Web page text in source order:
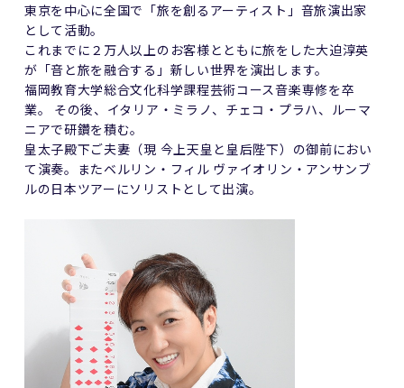
東京を中心に全国で「旅を創るアーティスト」音旅演出家
として活動。
これまでに２万人以上のお客様とともに旅をした大迫淳英
が「音と旅を融合する」新しい世界を演出します。
福岡教育大学総合文化科学課程芸術コース音楽専修を卒
業。 その後、イタリア・ミラノ、チェコ・プラハ、ルーマ
ニアで研鑽を積む。
皇太子殿下ご夫妻（現 今上天皇と皇后陛下）の御前におい
て演奏。またベルリン・フィル ヴァイオリン・アンサンブ
ルの日本ツアーにソリストとして出演。